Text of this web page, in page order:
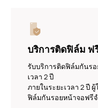
บริการติดฟิล์ม ฟ
รับบริการติดฟิล์มกันรอ
เวลา 2 ปี
ภายในระยะเวลา 2 ปี
ฟิล์มกันรอยหน้าจอฟรีจ